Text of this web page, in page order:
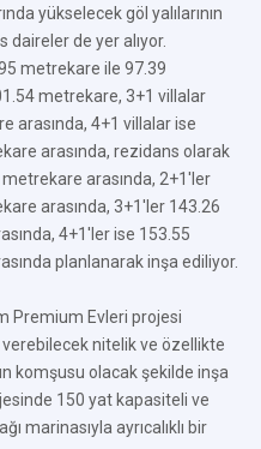
yükselecek göl yalılarının
daireler de yer alıyor.
metrekare ile 97.39
metrekare, 3+1 villalar
arasında, 4+1 villalar ise
arasında, rezidans olarak
arasında, 2+1'ler
arasında, 3+1'ler 143.26
4+1'ler ise 153.55
planlanarak inşa ediliyor.
Premium Evleri projesi
verebilecek nitelik ve özellikte
komşusu olacak şekilde inşa
150 yat kapasiteli ve
marinasıyla ayrıcalıklı bir